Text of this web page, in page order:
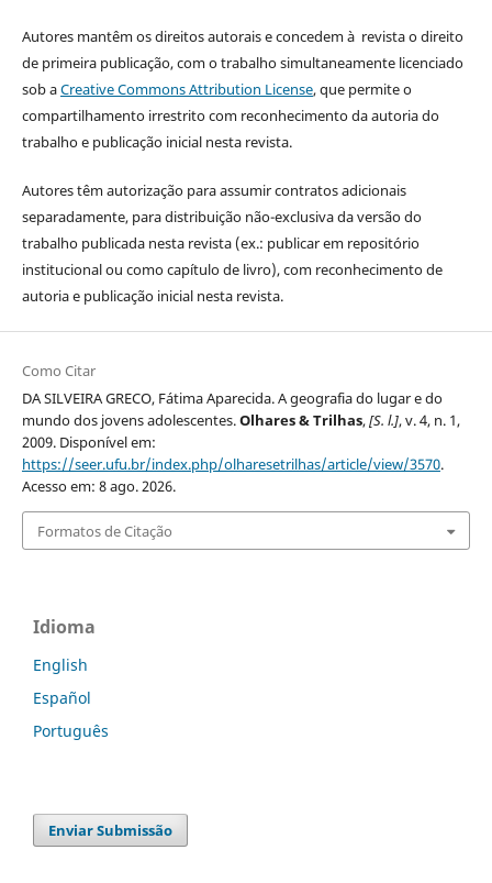
Autores mantêm os direitos autorais e concedem à revista o direito
de primeira publicação, com o trabalho simultaneamente licenciado
sob aCreative Commons Attribution License, que permite o
compartilhamento irrestrito com reconhecimento da autoria do
trabalho e publicação inicial nesta revista.
Autores têm autorização para assumir contratos adicionais
separadamente, para distribuição não-exclusiva da versão do
trabalho publicada nesta revista (ex.: publicar em repositório
institucional ou como capítulo de livro), com reconhecimento de
autoria e publicação inicial nesta revista.
Como Citar
DA SILVEIRA GRECO, Fátima Aparecida. A geografia do lugar e do
mundo dos jovens adolescentes.Olhares & Trilhas,[S. l.], v. 4, n. 1,
2009. Disponível em:
https://seer.ufu.br/index.php/olharesetrilhas/article/view/3570.
Acesso em: 8 ago. 2026.
Formatos de Citação
Idioma
English
Español
Português
Enviar Submissão